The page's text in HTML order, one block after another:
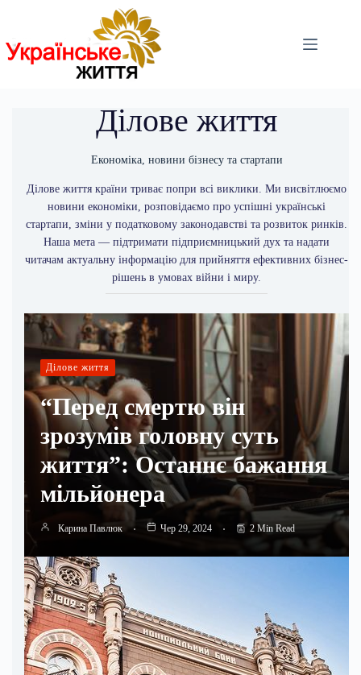
Ділове життя
Економіка, новини бізнесу та стартапи
Ділове життя країни триває попри всі виклики. Ми висвітлюємо
новини економіки, розповідаємо про успішні українські
стартапи, зміни у податковому законодавстві та розвиток ринків.
Наша мета — підтримати підприємницький дух та надати
читачам актуальну інформацію для прийняття ефективних бізнес-
рішень в умовах війни і миру.
Ділове життя
“Перед смертю він
зрозумів головну суть
життя”: Останнє бажання
мільйонера
Карина Павлюк Чер 29, 2024 2 Min Read